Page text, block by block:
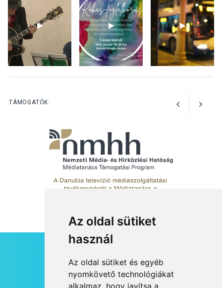
Az oldal sütiket
használ
Az oldal sütiket és egyéb
nyomkövető technológiákat
alkalmaz, hogy javítsa a
teli búcsúhétvége lesz
KÖZÉLET 2026 AUG 04
TÁMOGATÓK:
RSS
JOGI NYILATKOZAT